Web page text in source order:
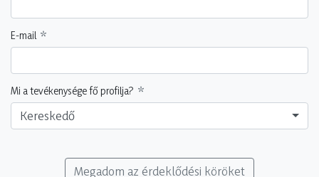
E-mail
Mi a tevékenysége fő profilja?
Kereskedő
Megadom az érdeklődési köröket